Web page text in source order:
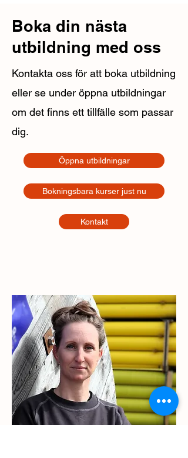
Boka din nästa
utbildning med oss
Kontakta oss för att boka utbildning
eller se under öppna utbildningar
om det finns ett tillfälle som passar
dig.
Öppna utbildningar
Bokningsbara kurser just nu
Kontakt